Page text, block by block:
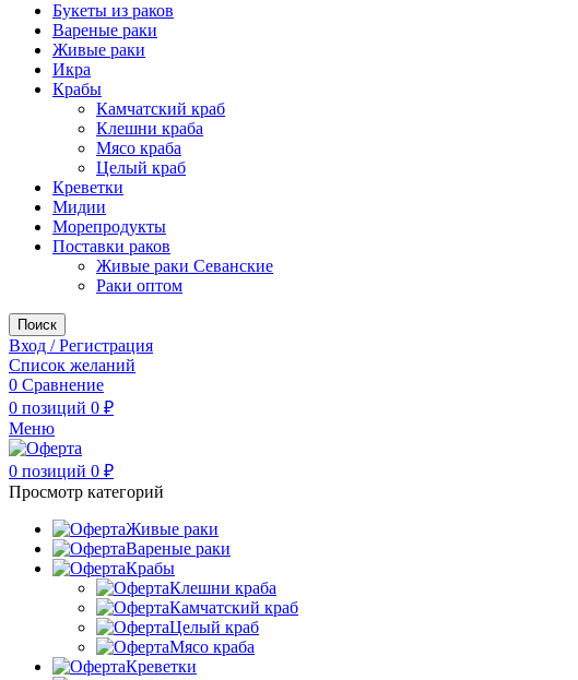
Букеты из раков
Вареные раки
Живые раки
Икра
Крабы
Камчатский краб
Клешни краба
Мясо краба
Целый краб
Креветки
Мидии
Морепродукты
Поставки раков
Живые раки Севанские
Раки оптом
Поиск
Вход / Регистрация
Список желаний
0 Сравнение
0 позиций 0 ₽
Меню
0 позиций 0 ₽
Просмотр категорий
Живые раки
Вареные раки
Крабы
Клешни краба
Камчатский краб
Целый краб
Мясо краба
Креветки